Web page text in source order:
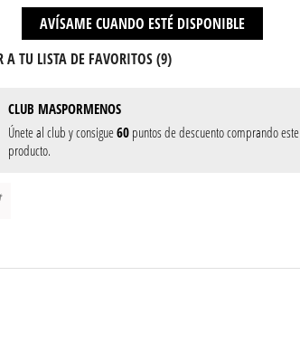
AVÍSAME CUANDO ESTÉ DISPONIBLE
A TU LISTA DE FAVORITOS (9)
CLUB MASPORMENOS
Únete al club y consigue60puntos de descuento comprando este
producto.